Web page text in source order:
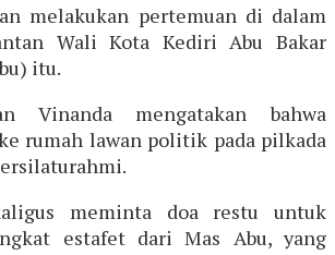
melakukan pertemuan di dalam
Wali Kota Kediri Abu Bakar
itu.
Vinanda mengatakan bahwa
rumah lawan politik pada pilkada
meminta doa restu untuk
estafet dari Mas Abu, yang